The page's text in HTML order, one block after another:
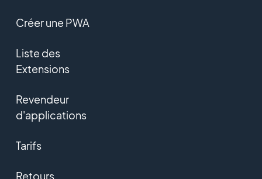
Créer une PWA
Liste des
Extensions
Revendeur
d'applications
Tarifs
Retours